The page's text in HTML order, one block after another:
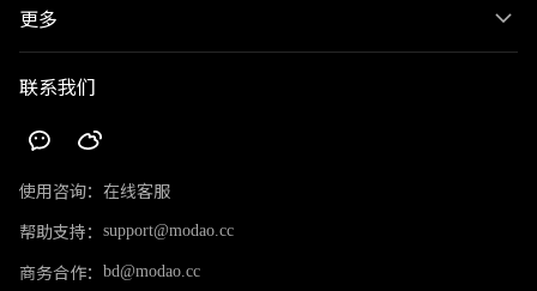
更多
联系我们
使用咨询： 在线客服
帮助支持：
support@modao.cc
商务合作： bd@modao.cc